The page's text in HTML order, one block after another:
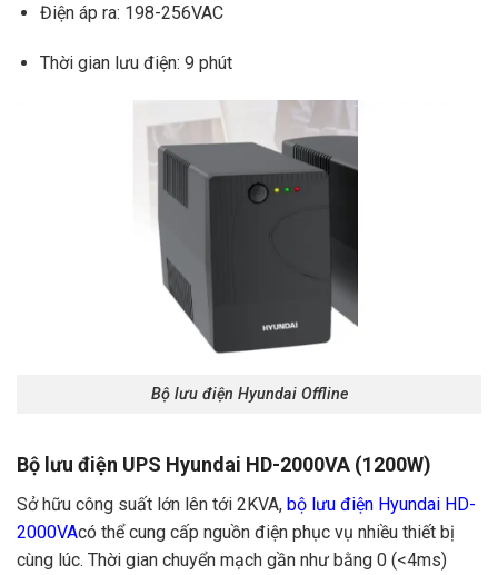
Điện áp ra: 198-256VAC
Thời gian lưu điện: 9 phút
Bộ lưu điện Hyundai Offline
Bộ lưu điện UPS Hyundai HD-2000VA (1200W)
Sở hữu công suất lớn lên tới 2KVA, bộ lưu điện Hyundai HD-
2000VAcó thể cung cấp nguồn điện phục vụ nhiều thiết bị
cùng lúc. Thời gian chuyển mạch gần như bằng 0 (<4ms)